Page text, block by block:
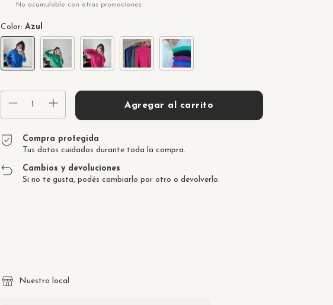
No acumulable con otras promociones
Color: Azul
Compra protegida
Tus datos cuidados durante toda la compra.
Cambios y devoluciones
Si no te gusta, podés cambiarlo por otro o devolverlo.
Nuestro local